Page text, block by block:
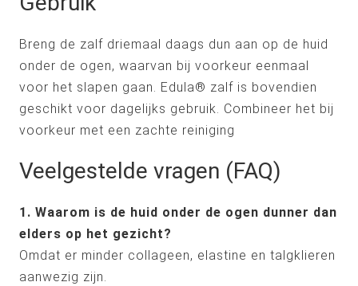
Breng de zalf driemaal daags dun aan op de huid
onder de ogen, waarvan bij voorkeur eenmaal
voor het slapen gaan. Edula® zalf is bovendien
geschikt voor dagelijks gebruik. Combineer het bij
voorkeur met een zachte reiniging
Veelgestelde vragen (FAQ)
1. Waarom is de huid onder de ogen dunner dan
elders op het gezicht?
Omdat er minder collageen, elastine en talgklieren
aanwezig zijn.